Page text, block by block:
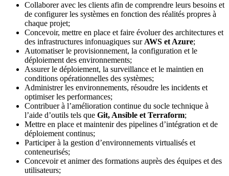
Collaborer avec les clients afin de comprendre leurs besoins et
de configurer les systèmes en fonction des réalités propres à
chaque projet;
Concevoir, mettre en place et faire évoluer des architectures et
des infrastructures infonuagiques sur AWS et Azure;
Automatiser le provisionnement, la configuration et le
déploiement des environnements;
Assurer le déploiement, la surveillance et le maintien en
conditions opérationnelles des systèmes;
Administrer les environnements, résoudre les incidents et
optimiser les performances;
Contribuer à l’amélioration continue du socle technique à
l’aide d’outils tels que Git, Ansible et Terraform;
Mettre en place et maintenir des pipelines d’intégration et de
déploiement continus;
Participer à la gestion d’environnements virtualisés et
conteneurisés;
Concevoir et animer des formations auprès des équipes et des
utilisateurs;